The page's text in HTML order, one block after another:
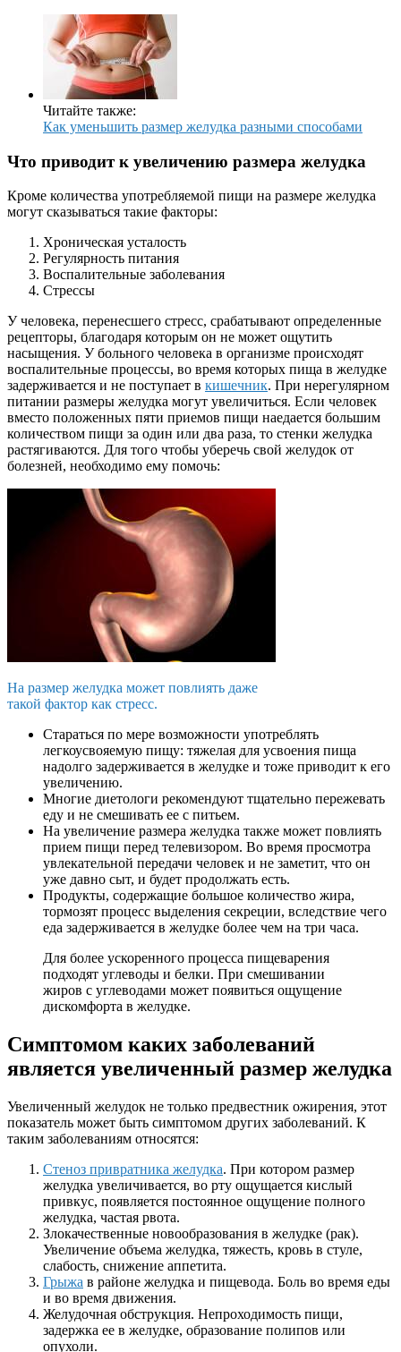
Читайте также:
Как уменьшить размер желудка разными способами
Что приводит к увеличению размера желудка
Кроме количества употребляемой пищи на размере желудка
могут сказываться такие факторы:
Хроническая усталость
Регулярность питания
Воспалительные заболевания
Стрессы
У человека, перенесшего стресс, срабатывают определенные
рецепторы, благодаря которым он не может ощутить
насыщения. У больного человека в организме происходят
воспалительные процессы, во время которых пища в желудке
задерживается и не поступает в кишечник. При нерегулярном
питании размеры желудка могут увеличиться. Если человек
вместо положенных пяти приемов пищи наедается большим
количеством пищи за один или два раза, то стенки желудка
растягиваются. Для того чтобы уберечь свой желудок от
болезней, необходимо ему помочь:
На размер желудка может повлиять даже
такой фактор как стресс.
Стараться по мере возможности употреблять
легкоусвояемую пищу: тяжелая для усвоения пища
надолго задерживается в желудке и тоже приводит к его
увеличению.
Многие диетологи рекомендуют тщательно пережевать
еду и не смешивать ее с питьем.
На увеличение размера желудка также может повлиять
прием пищи перед телевизором. Во время просмотра
увлекательной передачи человек и не заметит, что он
уже давно сыт, и будет продолжать есть.
Продукты, содержащие большое количество жира,
тормозят процесс выделения секреции, вследствие чего
еда задерживается в желудке более чем на три часа.
Для более ускоренного процесса пищеварения
подходят углеводы и белки. При смешивании
жиров с углеводами может появиться ощущение
дискомфорта в желудке.
Симптомом каких заболеваний
является увеличенный размер желудка
Увеличенный желудок не только предвестник ожирения, этот
показатель может быть симптомом других заболеваний. К
таким заболеваниям относятся:
Стеноз привратника желудка. При котором размер
желудка увеличивается, во рту ощущается кислый
привкус, появляется постоянное ощущение полного
желудка, частая рвота.
Злокачественные новообразования в желудке (рак).
Увеличение объема желудка, тяжесть, кровь в стуле,
слабость, снижение аппетита.
Грыжа в районе желудка и пищевода. Боль во время еды
и во время движения.
Желудочная обструкция. Непроходимость пищи,
задержка ее в желудке, образование полипов или
опухоли.